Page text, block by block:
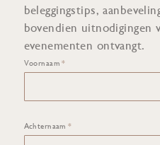
beleggingstips,
bovendien uitnodigingen
evenementen ontvangt.
Voornaam *
Achternaam *